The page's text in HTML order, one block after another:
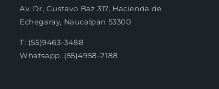
Av. Dr, Gustavo Baz 317, Hacienda de
Echegaray, Naucalpan 53300
T: (55)9463-3488
Whatsapp: (55)4958-2188